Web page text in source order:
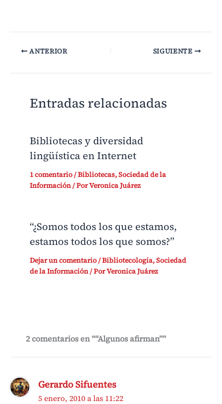
ANTERIOR SIGUIENTE
Entradas relacionadas
Bibliotecas y diversidad
lingüística en Internet
1 comentario/Bibliotecas,Sociedad de la
Información/ PorVeronica Juárez
“¿Somos todos los que estamos,
estamos todos los que somos?”
Dejar un comentario/Bibliotecología,Sociedad
de la Información/ PorVeronica Juárez
2 comentarios en ““Algunos afirman””
Gerardo Sifuentes
5 enero, 2010 a las 11:22